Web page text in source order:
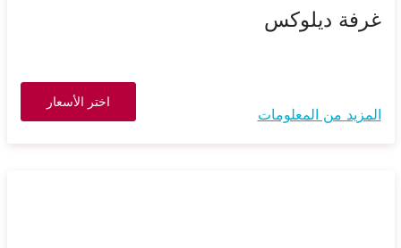
غرفة ديلوكس
المزيد من المعلومات
اختر الأسعار